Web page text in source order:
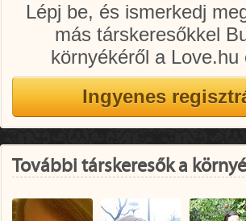
Lépj be, és ismerkedj
más társkeresőkkel
környékéről a Love.hu
További társkeresők a